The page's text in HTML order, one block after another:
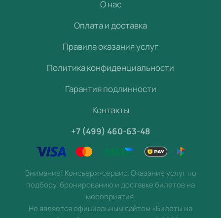
О нас
Оплата и доставка
Правила оказания услуг
Политика конфиденциальности
Гарантия подлинности
Контакты
+7 (499) 460-63-48
Внимание! Консьерж-сервис. Оказание услуг по
подбору, бронированию и доставке билетов на
мероприятия.
Не является официальным сайтом «Билеты на